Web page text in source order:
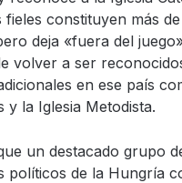
fieles constituyen más
deja «fuera del
volver a ser
en ese país
y la Iglesia Metodista.
un destacado grupo
políticos de la Hungría